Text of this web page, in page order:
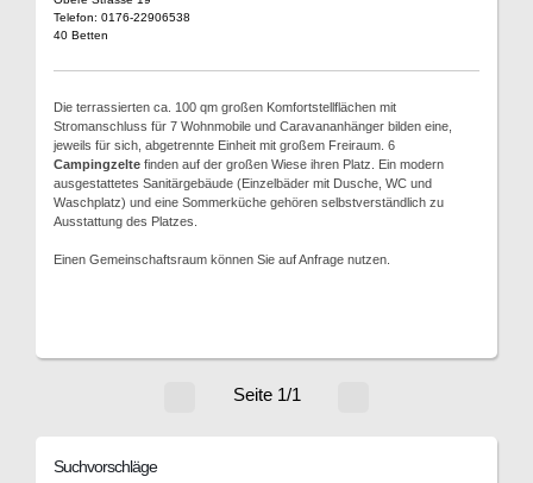
Telefon: 0176-22906538
40 Betten
Die terrassierten ca. 100 qm großen Komfortstellflächen mit
Stromanschluss für 7 Wohnmobile und Caravananhänger bilden eine,
jeweils für sich, abgetrennte Einheit mit großem Freiraum. 6
Campingzelte finden auf der großen Wiese ihren Platz. Ein modern
ausgestattetes Sanitärgebäude (Einzelbäder mit Dusche, WC und
Waschplatz) und eine Sommerküche gehören selbstverständlich zu
Ausstattung des Platzes.
Einen Gemeinschaftsraum können Sie auf Anfrage nutzen.
Seite 1/1
Suchvorschläge